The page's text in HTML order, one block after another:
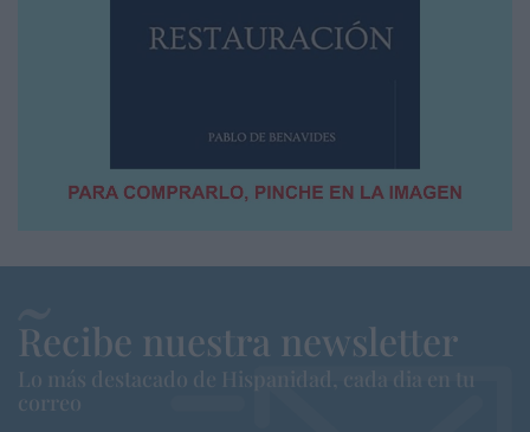
Recibe nuestra newsletter
Lo más destacado de Hispanidad, cada dia en tu
correo